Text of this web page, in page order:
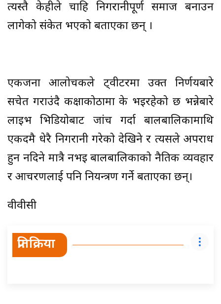
त्यस्तै केहीले चाहि निगरानीपूर्ण समाज बनाउन
लागेको संकेत भएको बताएका छन् ।
एकजना आलोचकले ट्वीटरमा उक्त निर्णयबारे
सचेत गराउंदै कक्षाकोठामा के भइरहेको छ भन्नेबारे
लाइभ भिडियोबाट जांच गर्दा बालबालिकामाथि
एकदमै धेरै निगरानी गरेको देखिने र त्यसले अपराध
हुन नदिने मात्रै नभइ बालबालिकाको नैतिक व्यवहार
र आचरणलाई पनि नियन्त्रण गर्ने बताएका छन्।
वीवीसी
प्रतिक्रिया